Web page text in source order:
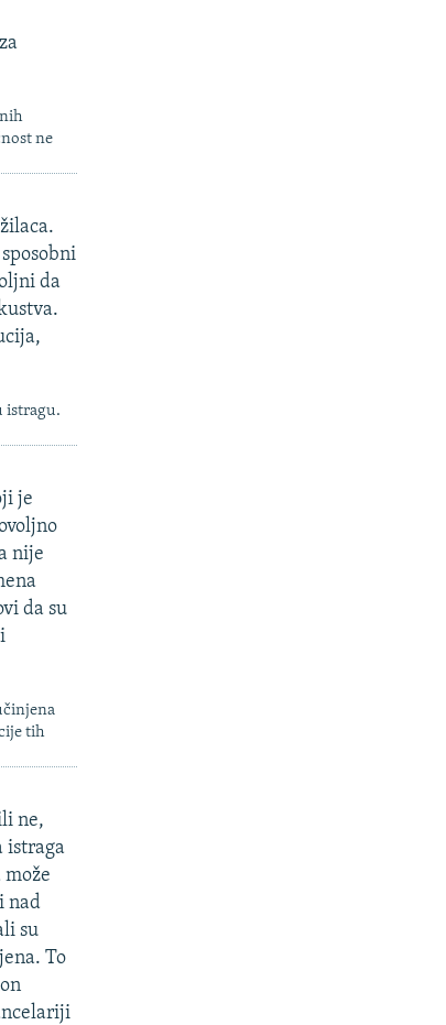
ne
da
istragu.
je
nije
da su
tih
ne,
istraga
nad
su
To